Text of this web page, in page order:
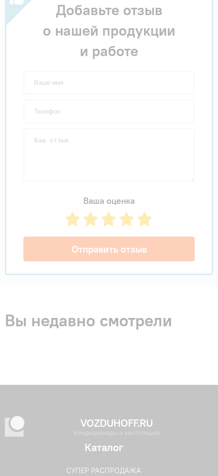
Добавьте отзыв
о нашей продукции
и работе
Ваша оценка
Отправить отзыв
Вы недавно смотрели
VOZDUHOFF.RU
Кондиционеры и вентиляция
Каталог
СУПЕР РАСПРОДАЖА